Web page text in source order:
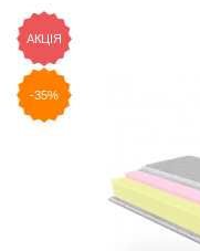
АКЦІЯ
-35%